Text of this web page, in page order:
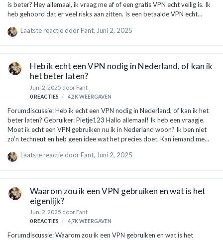
is beter? Hey allemaal, ik vraag me af of een gratis VPN echt veilig is. Ik
heb gehoord dat er veel risks aan zitten. Is een betaalde VPN echt
TechGuru123 Re: Gratis of betaalde VPN? Wat is beter? Hi Janneke87,
veiliger wordt. Het versleutelt je gegevens en verbergt je IP-adres,
waardoor je veiliger online kunt browsen. Maar er …
Laatste reactie doorFant, Juni 2, 2025
Heb ik echt een VPN nodig in Nederland, of kan ik
het beter laten?
Juni 2, 2025 door Fant
0REACTIES 4,2K WEERGAVEN
Forumdiscussie: Heb ik echt een VPN nodig in Nederland, of kan ik het
beter laten? Gebruiker: Pietje123 Hallo allemaal! Ik heb een vraagje.
Moet ik echt een VPN gebruiken nu ik in Nederland woon? Ik ben niet
zo’n techneut en heb geen idee wat het precies doet. Kan iemand me
helemaal niet gek dat je het niet weet. Laten we het simpel houden. Een
internetprovider of sommige websites) zien wat je doet. Met een VPN
wordt je internetverbinding versleuteld, wat betekent dat …
Laatste reactie doorFant, Juni 2, 2025
Waarom zou ik een VPN gebruiken en wat is het
eigenlijk?
Juni 2, 2025 door Fant
0 REACTIES 4,7K WEERGAVEN
Forumdiscussie: Waarom zou ik een VPN gebruiken en wat is het